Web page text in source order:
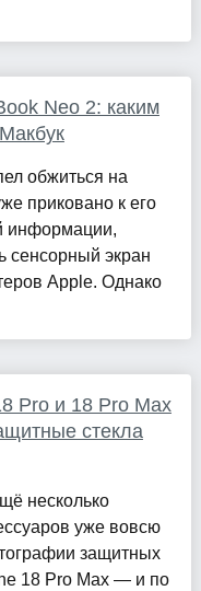
Neo 2: каким
обжиться на
приковано к его
информации,
сенсорный экран
Apple. Однако
Pro и 18 Pro Max
стекла
несколько
уже вовсю
защитных
18 Pro Max — и по